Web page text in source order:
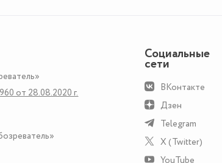
от 28.08.2020 г.
Социальные
сети
ВКонтакте
Дзен
Telegram
X (Twitter)
YouTube